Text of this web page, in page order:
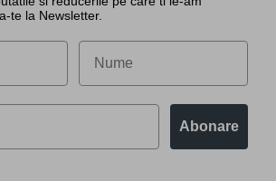
te la Newsletter.
Abonare